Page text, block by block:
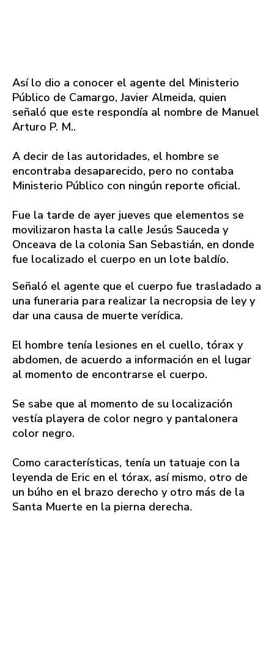
Así lo dio a conocer el agente del Ministerio
Público de Camargo, Javier Almeida, quien
señaló que este respondía al nombre de Manuel
Arturo P. M..
A decir de las autoridades, el hombre se
encontraba desaparecido, pero no contaba
Ministerio Público con ningún reporte oficial.
Fue la tarde de ayer jueves que elementos se
movilizaron hasta la calle Jesús Sauceda y
Onceava de la colonia San Sebastián, en donde
fue localizado el cuerpo en un lote baldío.
Señaló el agente que el cuerpo fue trasladado a
una funeraria para realizar la necropsia de ley y
dar una causa de muerte verídica.
El hombre tenía lesiones en el cuello, tórax y
abdomen, de acuerdo a información en el lugar
al momento de encontrarse el cuerpo.
Se sabe que al momento de su localización
vestía playera de color negro y pantalonera
color negro.
Como características, tenía un tatuaje con la
leyenda de Eric en el tórax, así mismo, otro de
un búho en el brazo derecho y otro más de la
Santa Muerte en la pierna derecha.